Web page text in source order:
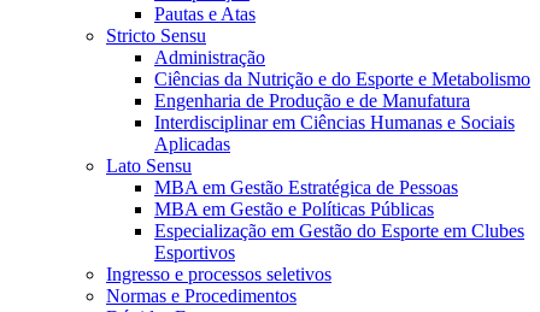
Pautas e Atas
Stricto Sensu
Administração
Ciências da Nutrição e do Esporte e Metabolismo
Engenharia de Produção e de Manufatura
Interdisciplinar em Ciências Humanas e Sociais
Aplicadas
Lato Sensu
MBA em Gestão Estratégica de Pessoas
MBA em Gestão e Políticas Públicas
Especialização em Gestão do Esporte em Clubes
Esportivos
Ingresso e processos seletivos
Normas e Procedimentos